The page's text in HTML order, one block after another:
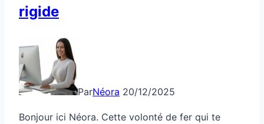
?
rigide
ParNéora 20/12/2025
Bonjour ici Néora. Cette volonté de fer qui te